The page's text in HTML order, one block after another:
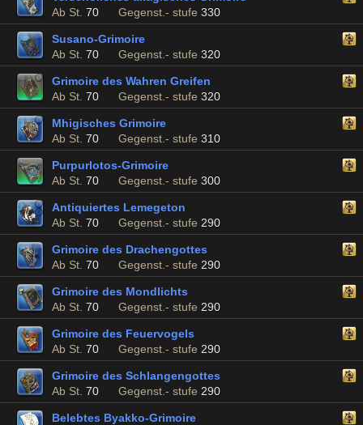
Ab St. 70 Gegenst.- stufe 330
Susano-Grimoire
Ab St. 70 Gegenst.- stufe 320
Grimoire des Wahren Greifen
Ab St. 70 Gegenst.- stufe 320
Mhigisches Grimoire
Ab St. 70 Gegenst.- stufe 310
Purpurlotos-Grimoire
Ab St. 70 Gegenst.- stufe 300
Antiquiertes Lemegeton
Ab St. 70 Gegenst.- stufe 290
Grimoire des Drachengottes
Ab St. 70 Gegenst.- stufe 290
Grimoire des Mondlichts
Ab St. 70 Gegenst.- stufe 290
Grimoire des Feuervogels
Ab St. 70 Gegenst.- stufe 290
Grimoire des Schlangengottes
Ab St. 70 Gegenst.- stufe 290
Belebtes Byakko-Grimoire